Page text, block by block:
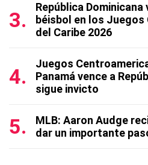
República Dominicana
béisbol en los
del Caribe 2026
Juegos
Panamá vence a
sigue invicto
MLB: Aaron Audge
dar un importante